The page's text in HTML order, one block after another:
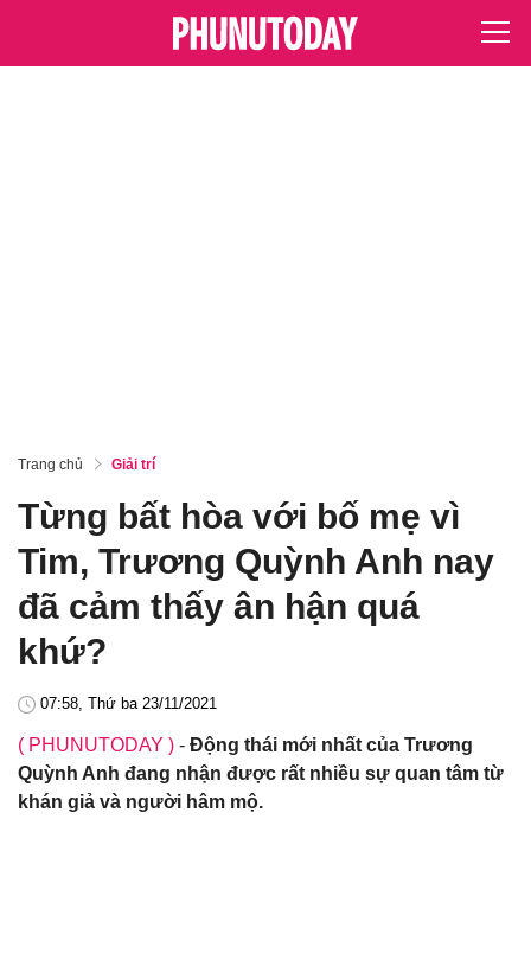
Trang chủ Giải trí
Từng bất hòa với bố mẹ vì
Tim, Trương Quỳnh Anh nay
đã cảm thấy ân hận quá
khứ?
07:58, Thứ ba 23/11/2021
( PHUNUTODAY ) - Động thái mới nhất của Trương
Quỳnh Anh đang nhận được rất nhiều sự quan tâm từ
khán giả và người hâm mộ.